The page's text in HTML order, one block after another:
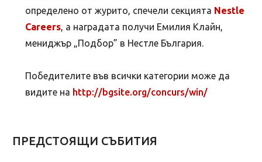
определено от журито, спечели секцията Nestle
Careers, а наградата получи Емилия Клайн,
мениджър „Подбор” в Нестле България.
Победителите във всички категории може да
видите на http://bgsite.org/concurs/win/
ПРЕДСТОЯЩИ СЪБИТИЯ